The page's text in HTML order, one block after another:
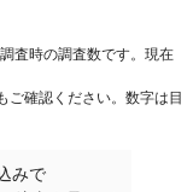
査時の調査数です。現在
ご確認ください。数字は目
みで